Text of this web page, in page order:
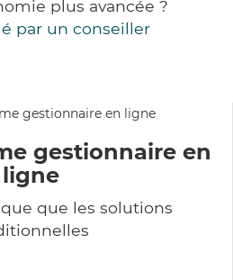
plus avancée ?
par un conseiller
gestionnaire en
ligne
que les solutions